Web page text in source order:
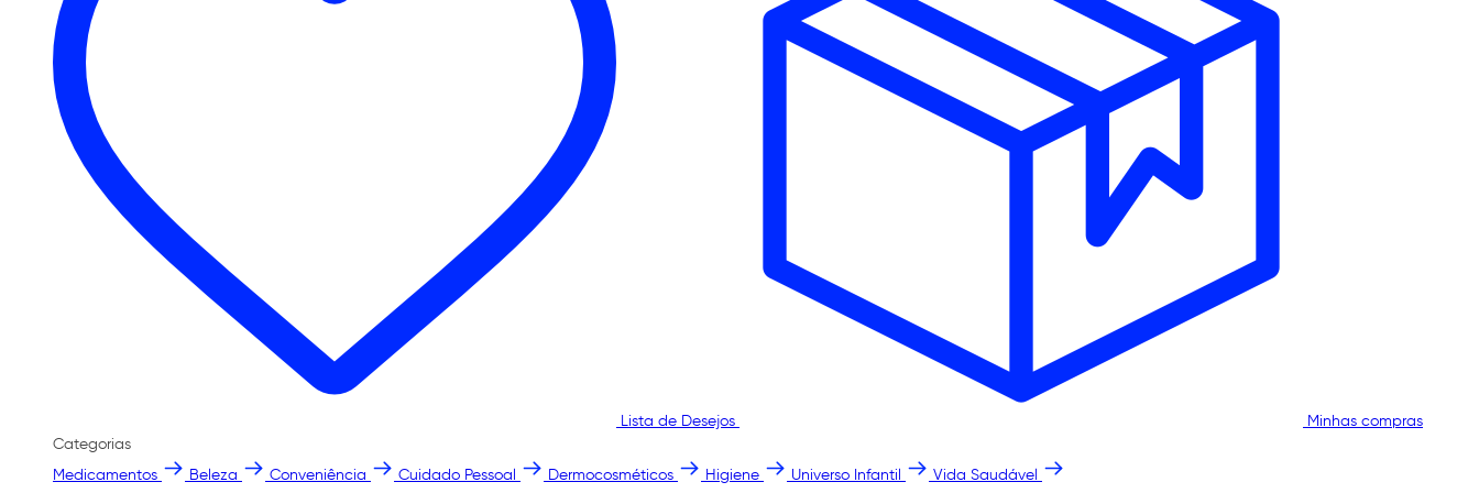
Lista de Desejos
Minhas compras
Categorias
Medicamentos
Beleza Conveniência Cuidado Pessoal Dermocosméticos Higiene Universo Infantil Vida Saudável